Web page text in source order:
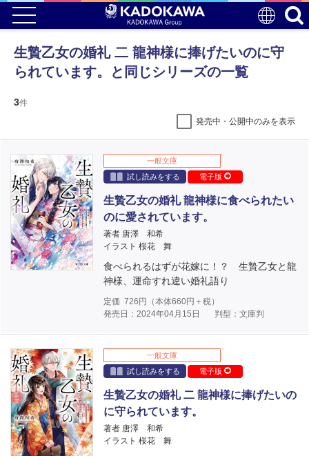
生贄乙女の婚礼 二 龍神様に捧げたいのに守
られています。と同じシリーズの一覧
3件
発売中・公開中のみを表示
一般文庫
試し読みをする
電子版
生贄乙女の婚礼 龍神様に食べられたい
のに愛されています。
著者 唐澤 和希
イラスト 桜花 舞
食べられるはずが花嫁に！？ 生贄乙女と龍
神様、運命すれ違い婚礼語り
定価 726 円（本体660円＋税）
発売日：2024年04月15日
判型：文庫判
一般文庫
試し読みをする
電子版
生贄乙女の婚礼 二 龍神様に捧げたいの
に守られています。
著者 唐澤 和希
イラスト 桜花 舞